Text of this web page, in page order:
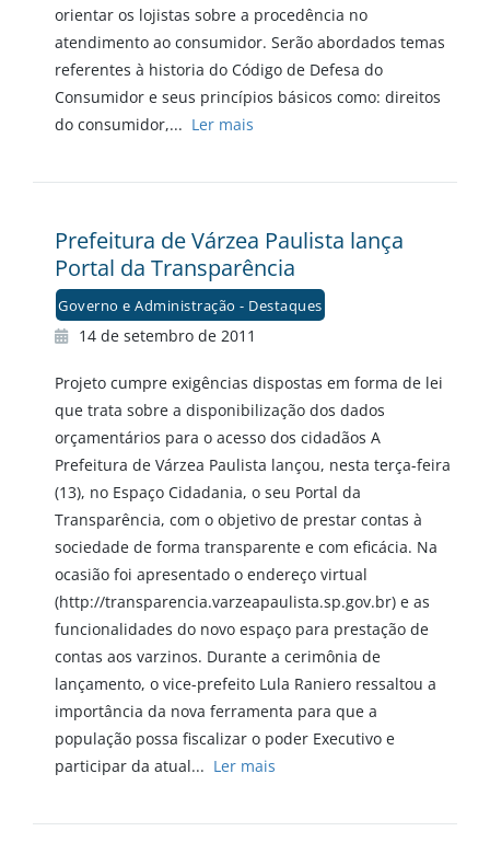
orientar os lojistas sobre a procedência no
atendimento ao consumidor. Serão abordados temas
referentes à historia do Código de Defesa do
Consumidor e seus princípios básicos como: direitos
do consumidor,... Ler mais
Prefeitura de Várzea Paulista lança
Portal da Transparência
Governo e Administração - Destaques
14 de setembro de 2011
Projeto cumpre exigências dispostas em forma de lei
que trata sobre a disponibilização dos dados
orçamentários para o acesso dos cidadãos A
Prefeitura de Várzea Paulista lançou, nesta terça-feira
(13), no Espaço Cidadania, o seu Portal da
Transparência, com o objetivo de prestar contas à
sociedade de forma transparente e com eficácia. Na
ocasião foi apresentado o endereço virtual
(http://transparencia.varzeapaulista.sp.gov.br) e as
funcionalidades do novo espaço para prestação de
contas aos varzinos. Durante a cerimônia de
lançamento, o vice-prefeito Lula Raniero ressaltou a
importância da nova ferramenta para que a
população possa fiscalizar o poder Executivo e
participar da atual... Ler mais